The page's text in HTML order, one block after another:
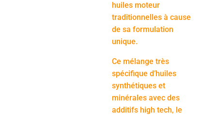
huiles moteur
traditionnelles à cause
de sa formulation
unique.
Ce mélange très
spécifique d’huiles
synthétiques et
minérales avec des
additifs high tech, le